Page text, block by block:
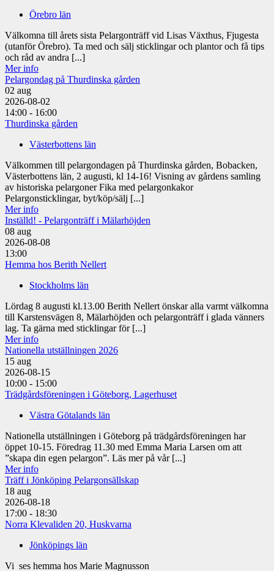
Örebro län
Välkomna till årets sista Pelargonträff vid Lisas Växthus, Fjugesta
(utanför Örebro). Ta med och sälj sticklingar och plantor och få tips
och råd av andra [...]
Mer info
Pelargondag på Thurdinska gården
02 aug
2026-08-02
14:00 - 16:00
Thurdinska gården
Västerbottens län
Välkommen till pelargondagen på Thurdinska gården, Bobacken,
Västerbottens län, 2 augusti, kl 14-16! Visning av gårdens samling
av historiska pelargoner Fika med pelargonkakor
Pelargonsticklingar, byt/köp/sälj [...]
Mer info
Inställd! - Pelargonträff i Mälarhöjden
08 aug
2026-08-08
13:00
Hemma hos Berith Nellert
Stockholms län
Lördag 8 augusti kl.13.00 Berith Nellert önskar alla varmt välkomna
till Karstensvägen 8, Mälarhöjden och pelargonträff i glada vänners
lag. Ta gärna med sticklingar för [...]
Mer info
Nationella utställningen 2026
15 aug
2026-08-15
10:00 - 15:00
Trädgårdsföreningen i Göteborg, Lagerhuset
Västra Götalands län
Nationella utställningen i Göteborg på trädgårdsföreningen har
öppet 10-15. Föredrag 11.30 med Emma Maria Larsen om att
”skapa din egen pelargon”. Läs mer på vår [...]
Mer info
Träff i Jönköping Pelargonsällskap
18 aug
2026-08-18
17:00 - 18:30
Norra Klevaliden 20, Huskvarna
Jönköpings län
Vi ses hemma hos Marie Magnusson